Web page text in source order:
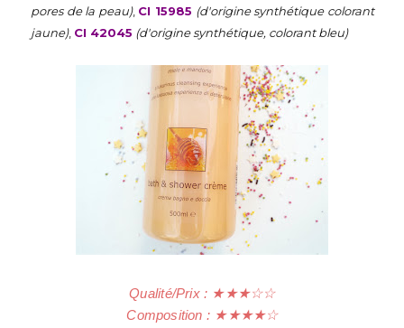
pores de la peau), CI 15985 (d'origine synthétique colorant
jaune), CI 42045 (d'origine synthétique, colorant bleu)
Qualité/Prix : ★★★☆☆
Composition : ★★★★☆